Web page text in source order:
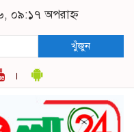
০৯:১৭ অপরাহ্ন
খুঁজুন